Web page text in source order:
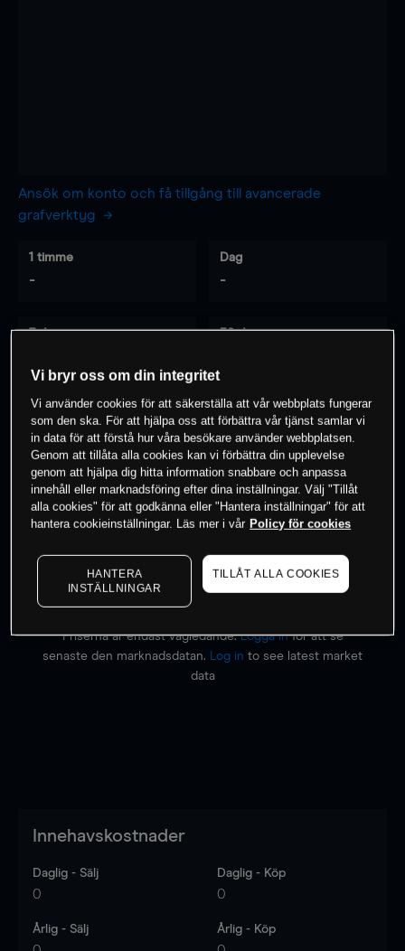
Ansök om konto och få tillgång till avancerade
grafverktyg
1 timme
-
Dag
-
7 dagar 30 dagar
0% av kunderna har en position i detta
instrument
Börja handla
Priserna är endast vägledande.Logga inför att se
senaste den marknadsdatan.
Log in to see latest market
data
Innehavskostnader
Daglig - Sälj
0
Daglig - Köp
0
Årlig - Sälj Årlig - Köp
Vi bryr oss om din integritet
Vi använder cookies för att säkerställa att vår webbplats fungerar
som den ska. För att hjälpa oss att förbättra vår tjänst samlar vi
in data för att förstå hur våra besökare använder webbplatsen.
Genom att tillåta alla cookies kan vi förbättra din upplevelse
genom att hjälpa dig hitta information snabbare och anpassa
innehåll eller marknadsföring efter dina inställningar. Välj "Tillåt
alla cookies" för att godkänna eller "Hantera inställningar" för att
hantera cookieinställningar. Läs mer i vår Policy för cookies
HANTERA
INSTÄLLNINGAR
TILLÅT ALLA COOKIES